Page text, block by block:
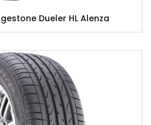
Dueler HL Alenza